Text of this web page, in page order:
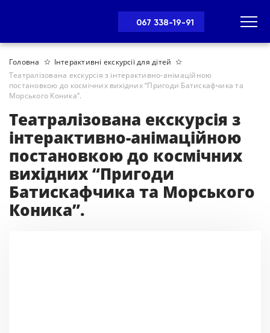
067 338-19-91
Головна
Інтерактивні екскурсії для дітей
Театралізована екскурсія з інтерактивно-анімаційною
постановкою до космічних вихідних “Пригоди Батискафчика та
Морського Коника”.
Театралізована екскурсія з
інтерактивно-анімаційною
постановкою до космічних
вихідних “Пригоди
Батискафчика та Морського
Коника”.